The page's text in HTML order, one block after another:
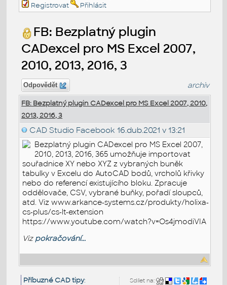
Registrovat
Přihlásit
FB: Bezplatný plugin
CADexcel pro MS Excel 2007,
2010, 2013, 2016, 3
Odpovědět archiv
FB: Bezplatný plugin CADexcel pro MS Excel 2007, 2010,
2013, 2016, 3
CAD Studio Facebook 16.dub.2021 v 13:21
Bezplatný plugin CADexcel pro MS Excel 2007,
2010, 2013, 2016, 365 umožňuje importovat
souřadnice XY nebo XYZ z vybraných buněk
tabulky v Excelu do AutoCAD bodů, vrcholů křivky
nebo do referencí existujícího bloku. Zpracuje
oddělovače, CSV, vybrané buňky, pořadí sloupců,
atd. Viz www.arkance-systems.cz/produkty/holixa-
cs-plus/cs-lt-extension
https://www.youtube.com/watch?v=Os4jmodiVIA
Viz pokračování...
Sdílet na:
Příbuzné CAD tipy: